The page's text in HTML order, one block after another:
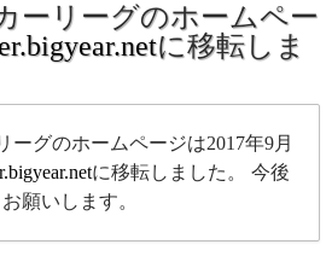
ーリーグのホームペー
に移転しま
ーグのホームページは2017年9月
に移転しました。 今後
願いします。